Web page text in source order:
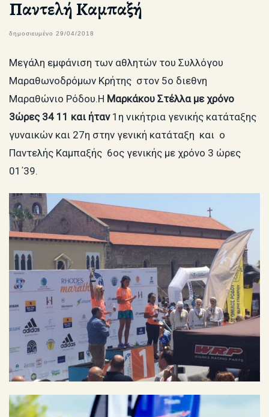
Παντελή Καμπαξή
δημοσιευμένο 29/04/2018
Μεγάλη εμφάνιση των αθλητών του Συλλόγου
Μαραθωνοδρόμων Κρήτης στον 5ο διεθνη
Μαραθώνιο Ρόδου.Η Μαρκάκου Στέλλα με χρόνο
3ώρες 34 11 και ήταν 1η νικήτρια γενικής κατάταξης
γυναικών και 27η στην γενική κατάταξη και ο
Παντελής Καμπαξής 6ος γενικής με χρόνο 3 ώρες
01΄39.